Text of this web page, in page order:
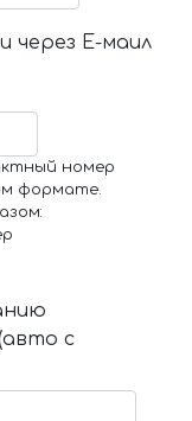
через Е-маил
номер
формате.
с